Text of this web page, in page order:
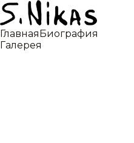
ГлавнаяБиография
Галерея